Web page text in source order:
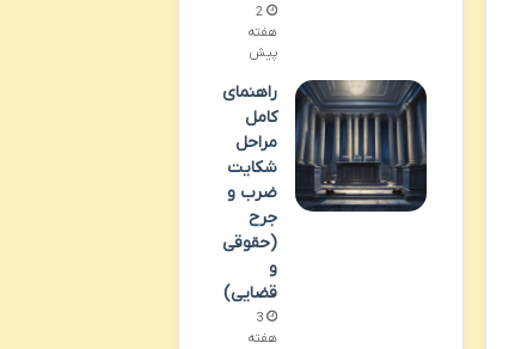
2
هفته
پیش
راهنمای
کامل
مراحل
شکایت
ضرب و
جرح
(حقوقی
و
قضایی)
3
هفته